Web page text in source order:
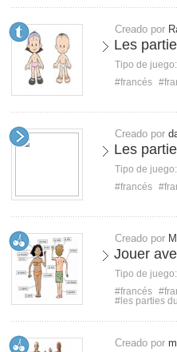
Creado por
Les
Tipo de juego:
#francés
Creado por
Les
Tipo de juego:
#francés
Creado por
Jouer
Tipo de juego:
#francés
#les parties
Creado por